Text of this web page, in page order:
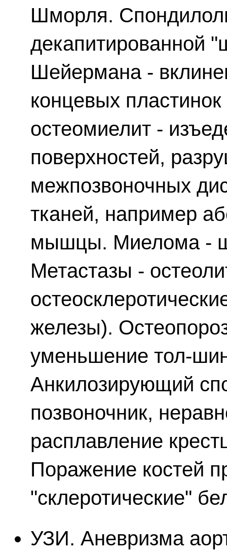
Шморля.
декапитированной
Шейермана -
концевых
остеомиелит -
поверхностей,
межпозвоночных
тканей, например
мышцы. Миелома -
Метастазы -
железы).
уменьшение тол-
Анкилозирующий
позвоночник,
расплавление
Поражение костей
"склеротические"
УЗИ. Аневризма